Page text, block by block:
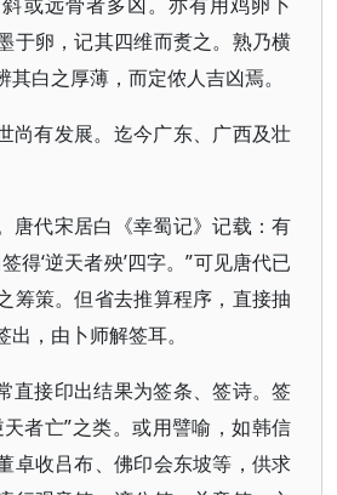
于卵，记其四维而煑之。熟乃横
白之厚薄，而定侬人吉凶焉。
尚有发展。迄今广东、广西及壮
唐代宋居白《幸蜀记》记载：有
得‘逆天者殃’四字。”可见唐代已
筹策。但省去推算程序，直接抽
，由卜师解签耳。
直接印出结果为签条、签诗。签
者亡”之类。或用譬喻，如韩信
卓收吕布、佛印会东坡等，供求